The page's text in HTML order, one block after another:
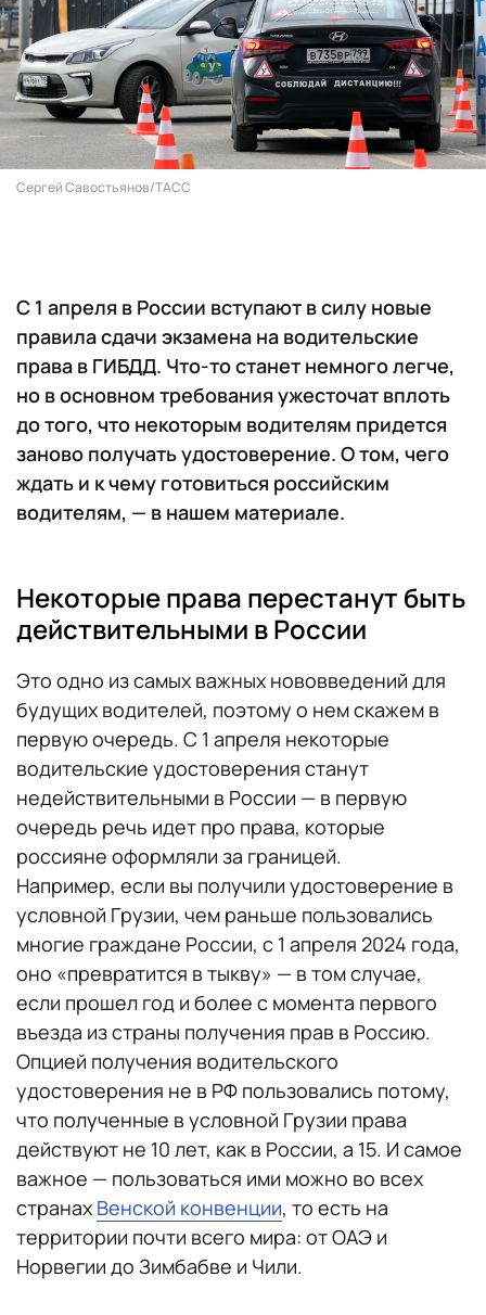
Сергей Савостьянов/ТАСС
С 1 апреля в России вступают в силу новые
правила сдачи экзамена на водительские
права в ГИБДД. Что-то станет немного легче,
но в основном требования ужесточат вплоть
до того, что некоторым водителям придется
заново получать удостоверение. О том, чего
ждать и к чему готовиться российским
водителям, — в нашем материале.
Некоторые права перестанут быть
действительными в России
Это одно из самых важных нововведений для
будущих водителей, поэтому о нем скажем в
первую очередь. С 1 апреля некоторые
водительские удостоверения станут
недействительными в России — в первую
очередь речь идет про права, которые
россияне оформляли за границей.
Например, если вы получили удостоверение в
условной Грузии, чем раньше пользовались
многие граждане России, с 1 апреля 2024 года,
оно «превратится в тыкву» — в том случае,
если прошел год и более с момента первого
въезда из страны получения прав в Россию.
Опцией получения водительского
удостоверения не в РФ пользовались потому,
что полученные в условной Грузии права
действуют не 10 лет, как в России, а 15. И самое
важное — пользоваться ими можно во всех
странах Венской конвенции, то есть на
территории почти всего мира: от ОАЭ и
Норвегии до Зимбабве и Чили.